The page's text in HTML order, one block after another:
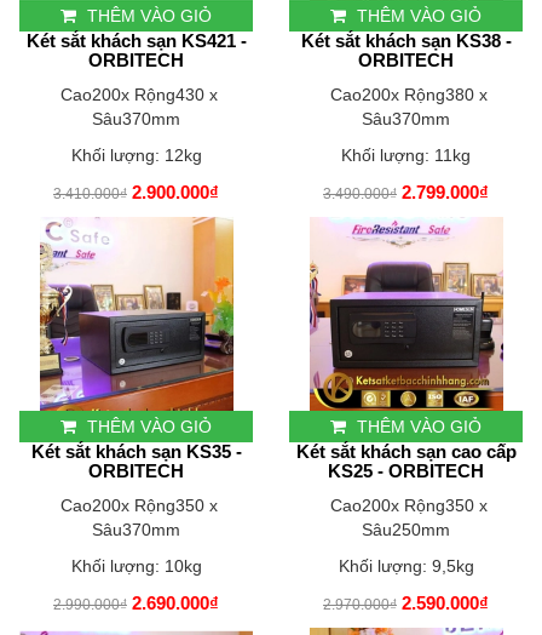
THÊM VÀO GIỎ
Két sắt khách sạn KS421 -
ORBITECH
Cao200x Rộng430 x
Sâu370mm
Khối lượng: 12kg
3.410.000₫ 2.900.000₫
THÊM VÀO GIỎ
Két sắt khách sạn KS38 -
ORBITECH
Cao200x Rộng380 x
Sâu370mm
Khối lượng: 11kg
3.490.000₫ 2.799.000₫
THÊM VÀO GIỎ
Két sắt khách sạn KS35 -
ORBITECH
Cao200x Rộng350 x
Sâu370mm
Khối lượng: 10kg
2.990.000₫ 2.690.000₫
THÊM VÀO GIỎ
Két sắt khách sạn cao cấp
KS25 - ORBITECH
Cao200x Rộng350 x
Sâu250mm
Khối lượng: 9,5kg
2.970.000₫ 2.590.000₫